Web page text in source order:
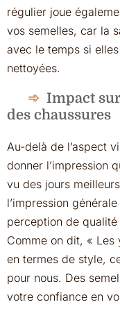
régulier joue
vos semelles, car la
avec le temps si
nettoyées.
Impact
des chaussures
Au-delà de l’aspect
donner l’impression
vu des jours
l’impression
perception de qualité
Comme on dit, « Les
en termes de style,
pour nous. Des
votre confiance en